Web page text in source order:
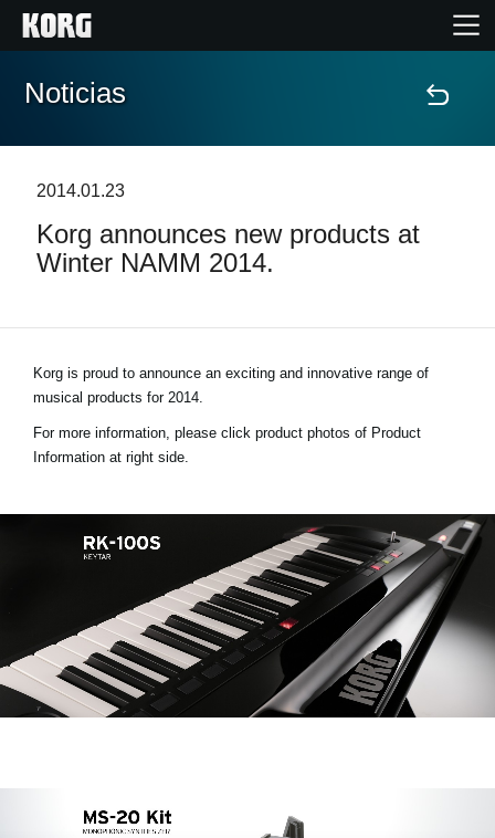
Inicio
Características
Localizador de Tiendas
Ubicación
Redes Sociales
Acerca de KORG
Noticias
2014.01.23
Korg announces new products at
Winter NAMM 2014.
Korg is proud to announce an exciting and innovative range of
musical products for 2014.
For more information, please click product photos of Product
Information at right side.